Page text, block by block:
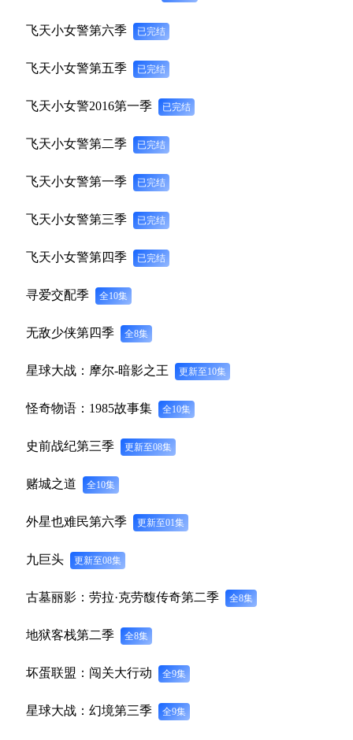
飞天小女警第六季 已完结
飞天小女警第五季 已完结
飞天小女警2016第一季 已完结
飞天小女警第二季 已完结
飞天小女警第一季 已完结
飞天小女警第三季 已完结
飞天小女警第四季 已完结
寻爱交配季 全10集
无敌少侠第四季 全8集
星球大战：摩尔-暗影之王 更新至10集
怪奇物语：1985故事集 全10集
史前战纪第三季 更新至08集
赌城之道 全10集
外星也难民第六季 更新至01集
九巨头 更新至08集
古墓丽影：劳拉·克劳馥传奇第二季 全8集
地狱客栈第二季 全8集
坏蛋联盟：闯关大行动 全9集
星球大战：幻境第三季 全9集